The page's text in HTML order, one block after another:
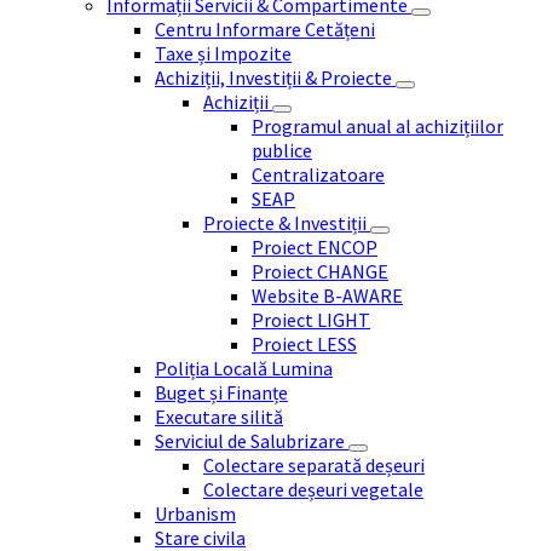
Informații Servicii & Compartimente
Centru Informare Cetățeni
Taxe și Impozite
Achiziții, Investiții & Proiecte
Achiziții
Programul anual al achizițiilor
publice
Centralizatoare
SEAP
Proiecte & Investiții
Proiect ENCOP
Proiect CHANGE
Website B-AWARE
Proiect LIGHT
Proiect LESS
Poliția Locală Lumina
Buget și Finanțe
Executare silită
Serviciul de Salubrizare
Colectare separată deșeuri
Colectare deșeuri vegetale
Urbanism
Stare civila